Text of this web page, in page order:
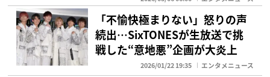
「不愉快極まりない」怒りの声
続出…SixTONESが生放送で挑
戦した“意地悪”企画が大炎上
2026/01/22 19:35 エンタメニュース